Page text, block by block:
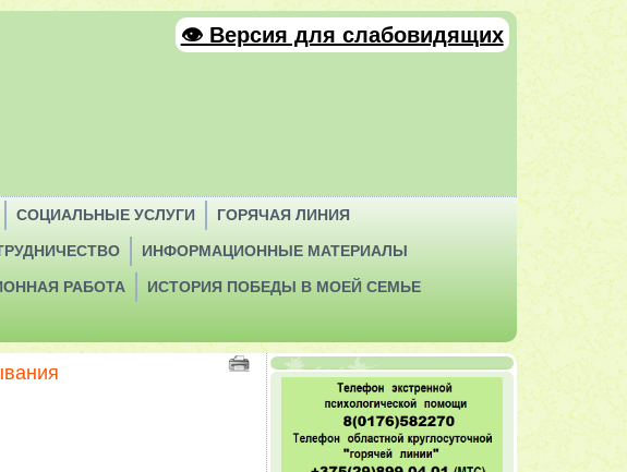
👁 Версия для слабовидящих
СОЦИАЛЬНЫЕ УСЛУГИ ГОРЯЧАЯ ЛИНИЯ
ИНФОРМАЦИОННЫЕ МАТЕРИАЛЫ
РАБОТА ИСТОРИЯ ПОБЕДЫ В МОЕЙ СЕМЬЕ